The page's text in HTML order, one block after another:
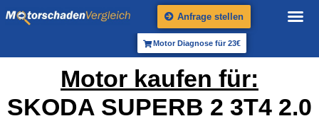
Anfrage stellen
Motor Diagnose für 23€
Motor kaufen für:
SKODA SUPERB 2 3T4 2.0